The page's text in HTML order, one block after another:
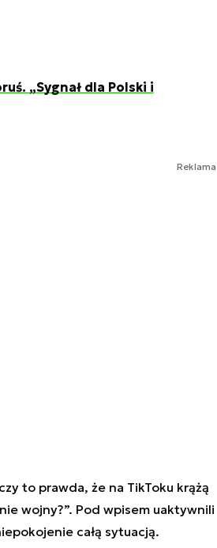
„Sygnał dla Polski i
Reklama
to prawda, że na TikToku krążą
wojny?”. Pod wpisem uaktywnili
całą sytuacją.